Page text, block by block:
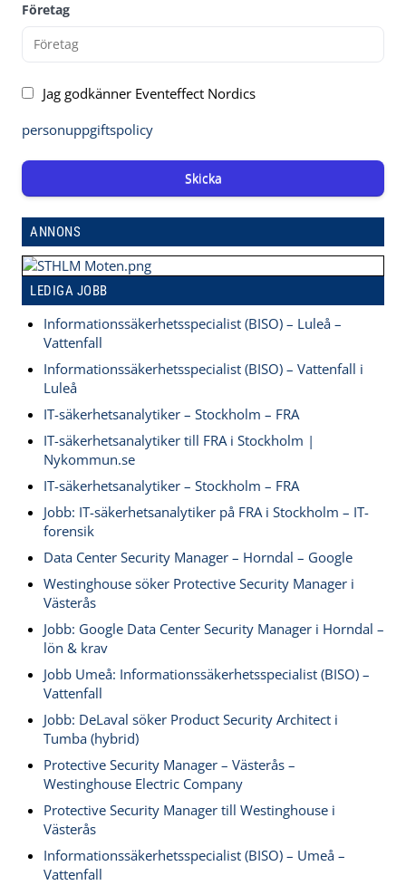
Företag
Jag godkänner Eventeffect Nordics
personuppgiftspolicy
Skicka
ANNONS
LEDIGA JOBB
Informationssäkerhetsspecialist (BISO) – Luleå –
Vattenfall
Informationssäkerhetsspecialist (BISO) – Vattenfall i
Luleå
IT-säkerhetsanalytiker – Stockholm – FRA
IT-säkerhetsanalytiker till FRA i Stockholm |
Nykommun.se
IT-säkerhetsanalytiker – Stockholm – FRA
Jobb: IT-säkerhetsanalytiker på FRA i Stockholm – IT-
forensik
Data Center Security Manager – Horndal – Google
Westinghouse söker Protective Security Manager i
Västerås
Jobb: Google Data Center Security Manager i Horndal –
lön & krav
Jobb Umeå: Informationssäkerhetsspecialist (BISO) –
Vattenfall
Jobb: DeLaval söker Product Security Architect i
Tumba (hybrid)
Protective Security Manager – Västerås –
Westinghouse Electric Company
Protective Security Manager till Westinghouse i
Västerås
Informationssäkerhetsspecialist (BISO) – Umeå –
Vattenfall